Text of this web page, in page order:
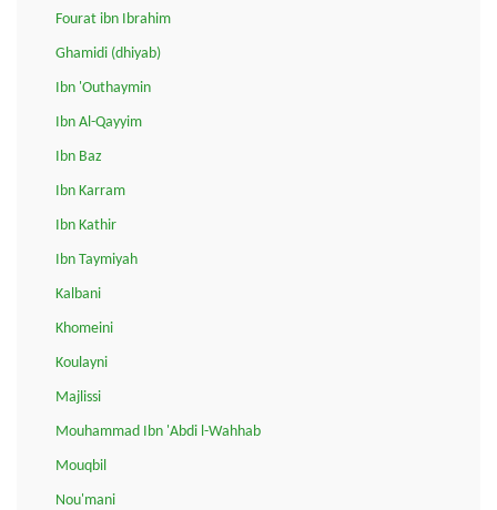
Fourat ibn Ibrahim
Ghamidi (dhiyab)
Ibn 'Outhaymin
Ibn Al-Qayyim
Ibn Baz
Ibn Karram
Ibn Kathir
Ibn Taymiyah
Kalbani
Khomeini
Koulayni
Majlissi
Mouhammad Ibn 'Abdi l-Wahhab
Mouqbil
Nou'mani